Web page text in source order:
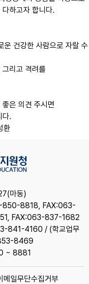
하고자 합니다.
운 건강한 사람으로 자랄 수
리고 격려를
은 의견 주시면
다.
환
마동)
850-8818, FAX:063-
FAX:063-837-1682
841-4160 / (학교업무
8469
~ 8881
메일무단수집거부